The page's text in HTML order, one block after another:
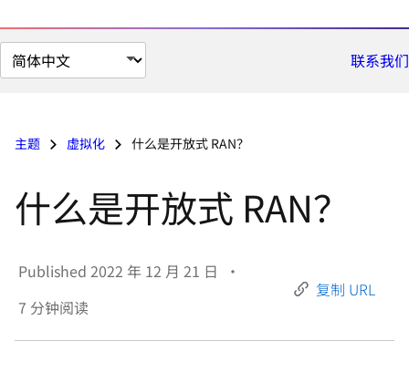
切
换
语
联系我们
主题 虚拟化 什么是开放式 RAN？
什么是开放式 RAN？
Published 2022 年 12 月 21 日
•
7 分钟阅读
复制 URL